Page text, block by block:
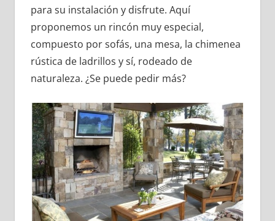
para su instalación y disfrute. Aquí
proponemos un rincón muy especial,
compuesto por sofás, una mesa, la chimenea
rústica de ladrillos y sí, rodeado de
naturaleza. ¿Se puede pedir más?